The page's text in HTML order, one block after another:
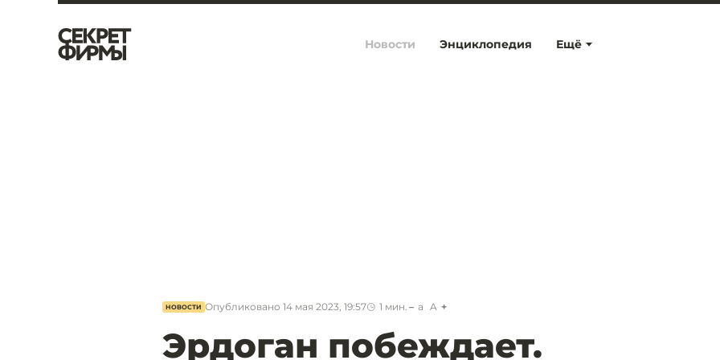
Ещё
Новости Энциклопедия
НОВОСТИ Опубликовано 14 мая 2023, 19:57 1 мин. a A
Эрдоган побеждает.